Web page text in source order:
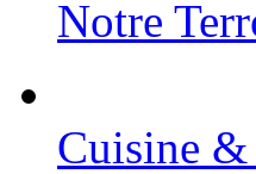
Notre
Cuisine